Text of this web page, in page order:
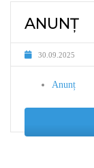
ANUNȚ
30.09.2025
Anunț